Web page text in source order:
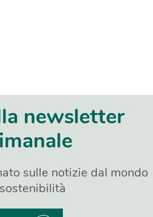
newsletter
sulle notizie dal mondo